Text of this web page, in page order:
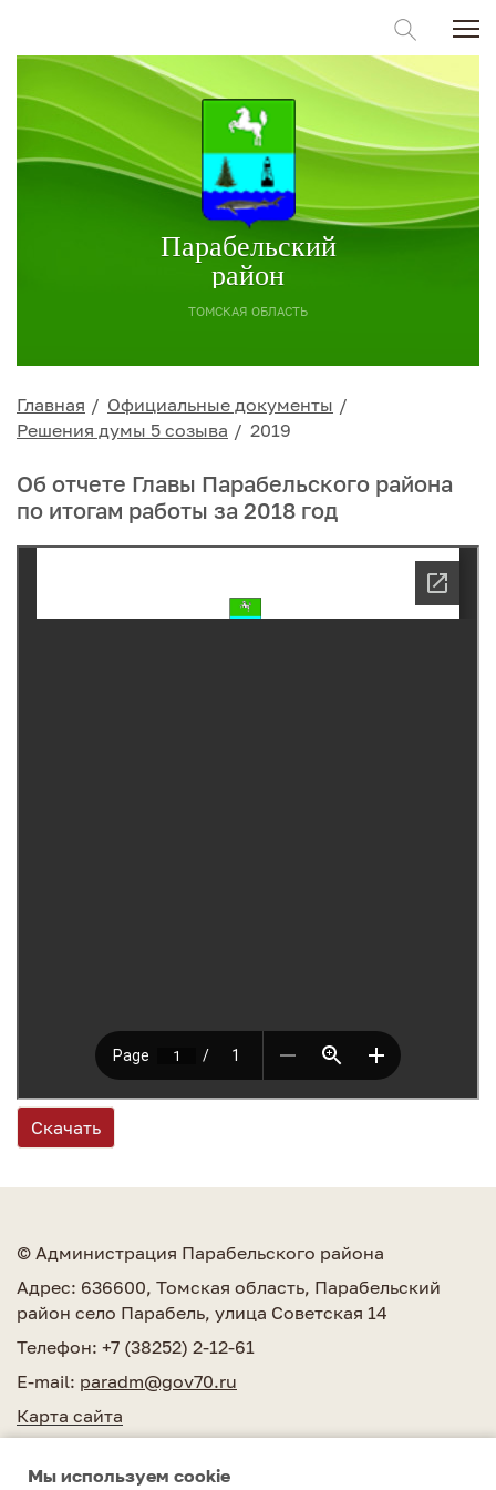
Парабельский
район
ТОМСКАЯ ОБЛАСТЬ
Главная
Официальные документы
Решения думы 5 созыва
2019
Об отчете Главы Парабельского района
по итогам работы за 2018 год
Скачать
© Администрация Парабельского района
Адрес: 636600, Томская область, Парабельский
район село Парабель, улица Советская 14
Телефон: +7 (38252) 2-12-61
E-mail: paradm@gov70.ru
Карта сайта
Мы используем сookie